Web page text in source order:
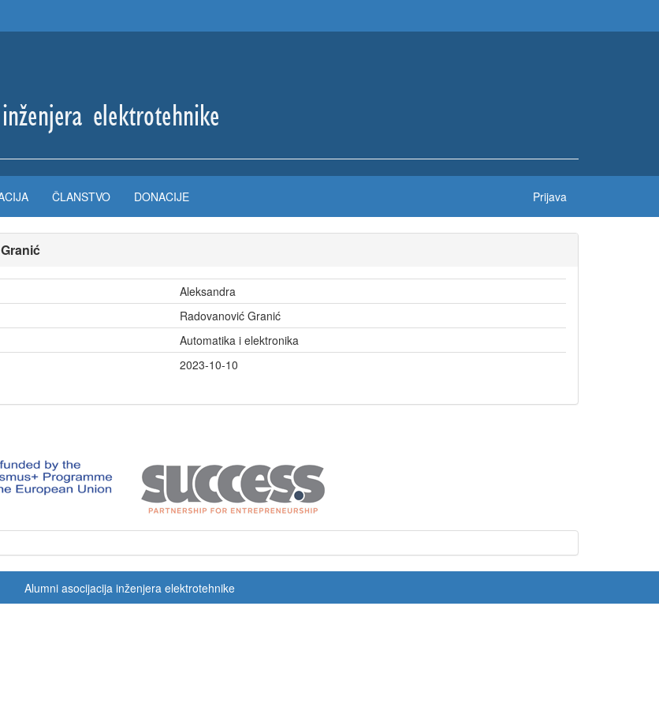
ČLANSTVO DONACIJE Prijava
Aleksandra
Radovanović Granić
Automatika i elektronika
2023-10-10
Alumni asocijacija inženjera elektrotehnike